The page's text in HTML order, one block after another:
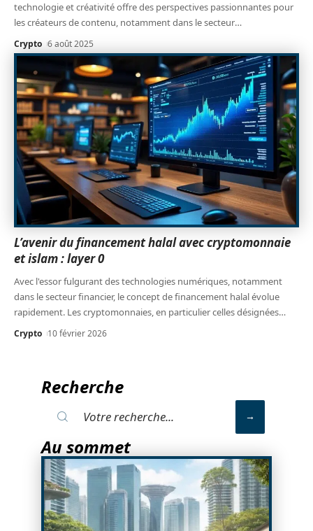
technologie et créativité offre des perspectives passionnantes pour
les créateurs de contenu, notamment dans le secteur…
Crypto 6 août 2025
L’avenir du financement halal avec cryptomonnaie
et islam : layer 0
Avec l'essor fulgurant des technologies numériques, notamment
dans le secteur financier, le concept de financement halal évolue
rapidement. Les cryptomonnaies, en particulier celles désignées…
Crypto 10 février 2026
Recherche
Au sommet